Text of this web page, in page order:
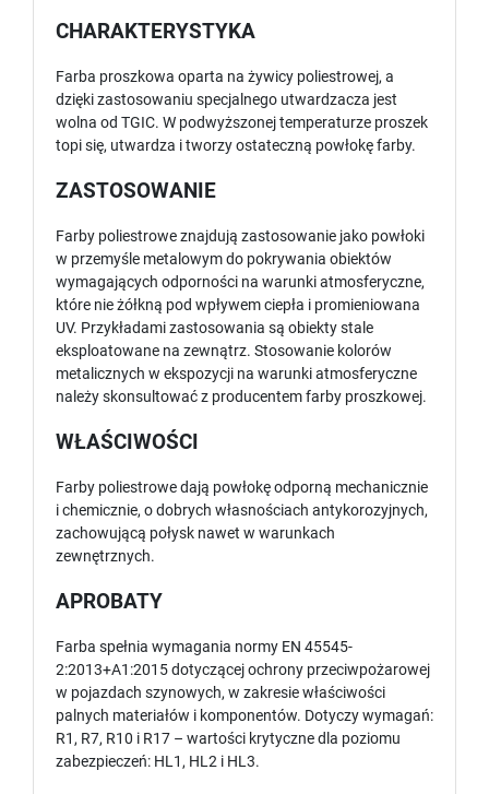
CHARAKTERYSTYKA
Farba proszkowa oparta na żywicy poliestrowej, a
dzięki zastosowaniu specjalnego utwardzacza jest
wolna od TGIC. W podwyższonej temperaturze proszek
topi się, utwardza i tworzy ostateczną powłokę farby.
ZASTOSOWANIE
Farby poliestrowe znajdują zastosowanie jako powłoki
w przemyśle metalowym do pokrywania obiektów
wymagających odporności na warunki atmosferyczne,
które nie żółkną pod wpływem ciepła i promieniowana
UV. Przykładami zastosowania są obiekty stale
eksploatowane na zewnątrz. Stosowanie kolorów
metalicznych w ekspozycji na warunki atmosferyczne
należy skonsultować z producentem farby proszkowej.
WŁAŚCIWOŚCI
Farby poliestrowe dają powłokę odporną mechanicznie
i chemicznie, o dobrych własnościach antykorozyjnych,
zachowującą połysk nawet w warunkach
zewnętrznych.
APROBATY
Farba spełnia wymagania normy EN 45545-
2:2013+A1:2015 dotyczącej ochrony przeciwpożarowej
w pojazdach szynowych, w zakresie właściwości
palnych materiałów i komponentów. Dotyczy wymagań:
R1, R7, R10 i R17 – wartości krytyczne dla poziomu
zabezpieczeń: HL1, HL2 i HL3.